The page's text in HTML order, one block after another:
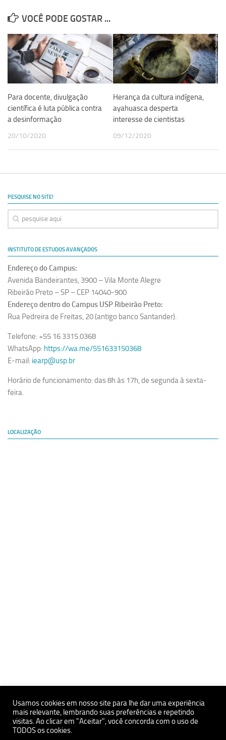
Professores Seniores Encerrados
Institucional
Polo Ribeirão Preto
Equipe
Espaço de Eventos
Projetos
Pint of Science
USP Analisa
Publicações
Relatórios
Revista Estudos Avançados
Espaço Cultural
Contato
Newsletter
VOCÊ PODE GOSTAR ...
Para docente, divulgação
científica é luta pública contra
a desinformação
20/10/2020
Herança da cultura indígena,
ayahuasca desperta
interesse de cientistas
09/12/2020
PESQUISE NO SITE!
INSTITUTO DE ESTUDOS AVANÇADOS
Endereço do Campus:
Avenida Bandeirantes, 3900 – Vila Monte Alegre
Ribeirão Preto – SP – CEP 14040-900
Endereço dentro do Campus USP Ribeirão Preto:
Rua Pedreira de Freitas, 20 (antigo banco Santander).
Telefone: +55 16 3315.0368
WhatsApp: https://wa.me/551633150368
E-mail: iearp@usp.br
Horário de funcionamento: das 8h às 17h, de segunda à sexta-
feira.
LOCALIZAÇÃO
Políticas de Privacidade e Proteçãoa de Dados Pessoais
Usamos cookies em nosso site para lhe dar uma experiência
mais relevante, lembrando suas preferências e repetindo
visitas. Ao clicar em "Aceitar", você concorda com o uso de
TODOS os cookies.